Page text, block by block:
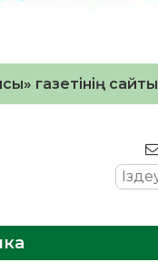
газетінің сайты